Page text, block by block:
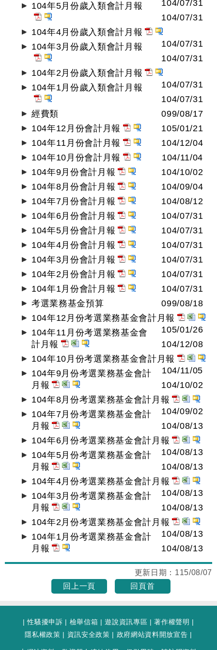
104/07/31
104年5月份歲入類會計月報
104/07/31
104年4月份歲入類會計月報
104/07/31
104年3月份歲入類會計月報
104/07/31
104年2月份歲入類會計月報
104/07/31
104年1月份歲入類會計月報
104/07/31
經費類
099/08/17
104年12月份會計月報
105/01/21
104年11月份會計月報
104/12/04
104年10月份會計月報
104/11/04
104年9月份會計月報
104/10/02
104年8月份會計月報
104/09/04
104年7月份會計月報
104/08/12
104年6月份會計月報
104/07/31
104年5月份會計月報
104/07/31
104年4月份會計月報
104/07/31
104年3月份會計月報
104/07/31
104年2月份會計月報
104/07/31
104年1月份會計月報
104/07/31
考選業務基金預算
099/08/18
104年12月份考選業務基金會計月報
105/01/26
104年11月份考選業務基金會
計月報
104/12/08
104年10月份考選業務基金會計月報
104/11/05
104年9月份考選業務基金會計
月報
104/10/02
104年8月份考選業務基金會計月報
104/09/02
104年7月份考選業務基金會計
月報
104/08/13
104年6月份考選業務基金會計月報
104/08/13
104年5月份考選業務基金會計
月報
104/08/13
104年4月份考選業務基金會計月報
104/08/13
104年3月份考選業務基金會計
月報
104/08/13
104年2月份考選業務基金會計月報
104/08/13
104年1月份考選業務基金會計
月報
104/08/13
更新日期： 115/08/07
回上一頁
回頁首
|性騷擾申訴 | 檢舉信箱 |遊說資訊專區 |著作權聲明 |
隱私權政策 | 資訊安全政策 | 政府網站資料開放宣告 |